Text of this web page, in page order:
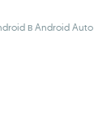
в Android Auto